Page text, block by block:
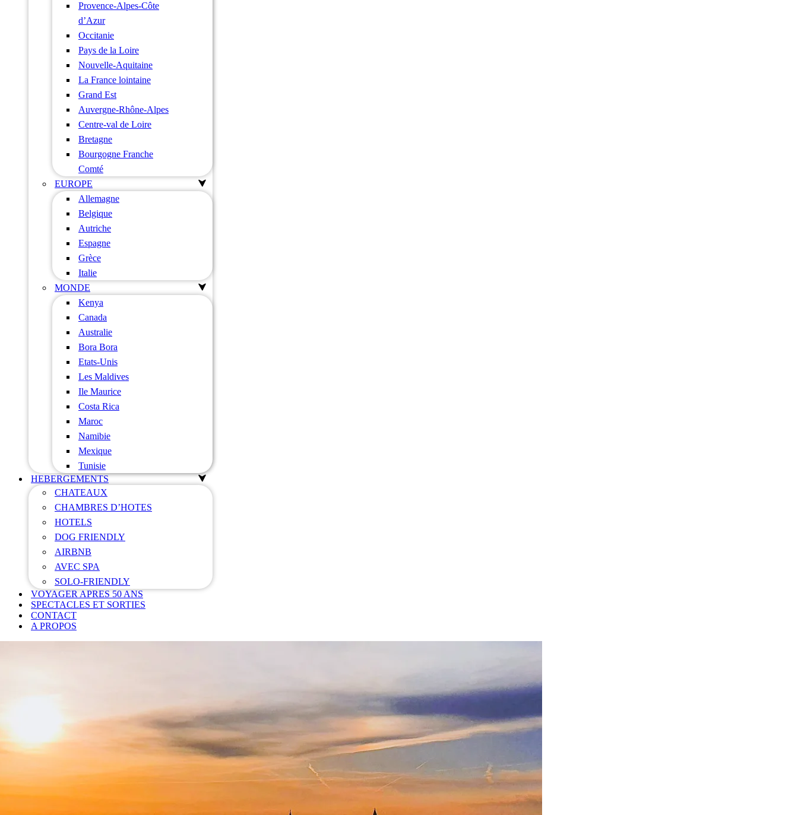
Provence-Alpes-Côte
d’Azur
Occitanie
Pays de la Loire
Nouvelle-Aquitaine
La France lointaine
Grand Est
Auvergne-Rhône-Alpes
Centre-val de Loire
Bretagne
Bourgogne Franche
Comté
EUROPE
Allemagne
Belgique
Autriche
Espagne
Grèce
Italie
MONDE
Kenya
Canada
Australie
Bora Bora
Etats-Unis
Les Maldives
Ile Maurice
Costa Rica
Maroc
Namibie
Mexique
Tunisie
HEBERGEMENTS
CHATEAUX
CHAMBRES D’HOTES
HOTELS
DOG FRIENDLY
AIRBNB
AVEC SPA
SOLO-FRIENDLY
VOYAGER APRES 50 ANS
SPECTACLES ET SORTIES
CONTACT
A PROPOS